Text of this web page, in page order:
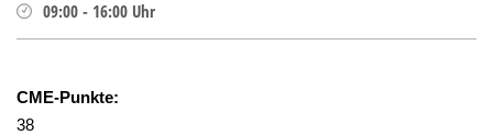
09:00 - 16:00 Uhr
CME-Punkte:
38